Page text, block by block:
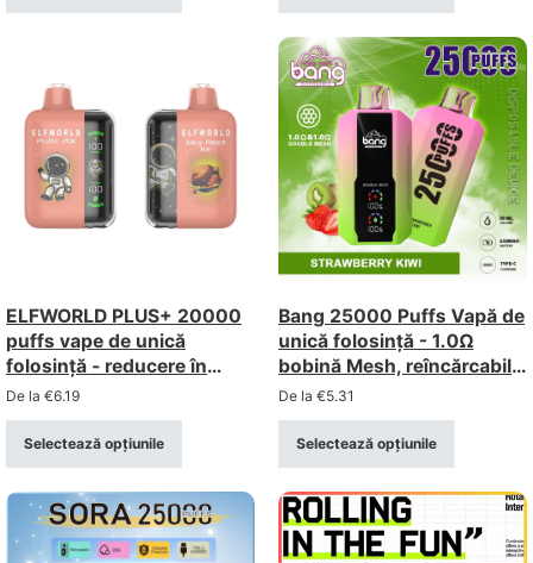
ELFWORLD PLUS+ 20000
puffs vape de unică
folosință - reducere în
vrac, bobină mesh,
reîncărcabilă
De la €6.19
Selectează opțiunile
Bang 25000 Puffs Vapă de
unică folosință - 1.0Ω
bobină Mesh, reîncărcabilă,
display
De la €5.31
Selectează opțiunile